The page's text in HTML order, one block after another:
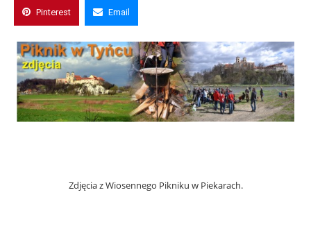
Pinterest Email
Zdjęcia z Wiosennego Pikniku w Piekarach.